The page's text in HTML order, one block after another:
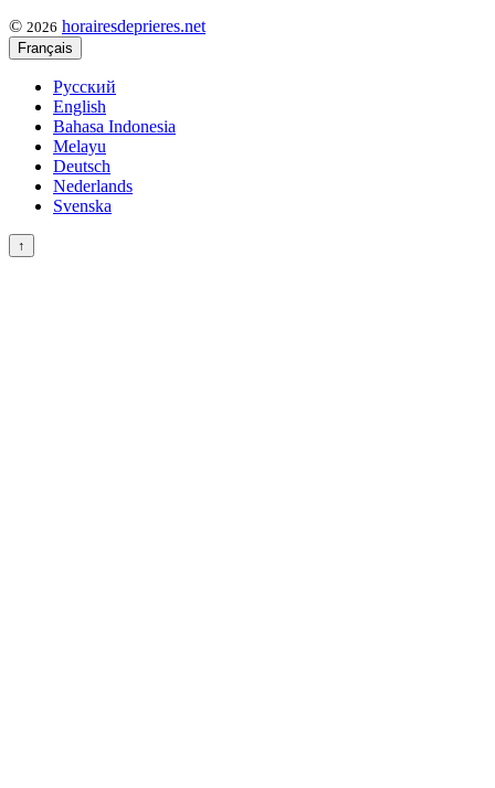
© 2026 horairesdeprieres.net
Français
Русский
English
Bahasa Indonesia
Melayu
Deutsch
Nederlands
Svenska
↑